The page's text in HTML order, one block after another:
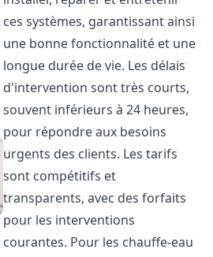
ces systèmes, garantissant ainsi
une bonne fonctionnalité et une
longue durée de vie. Les délais
d'intervention sont très courts,
souvent inférieurs à 24 heures,
pour répondre aux besoins
urgents des clients. Les tarifs
sont compétitifs et
transparents, avec des forfaits
pour les interventions
courantes. Pour les chauffe-eau